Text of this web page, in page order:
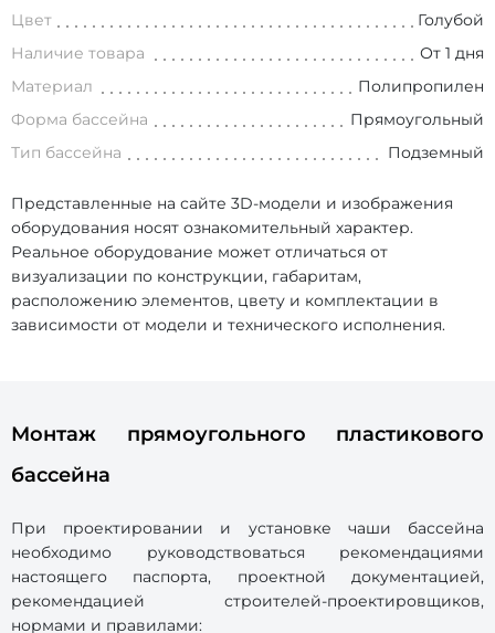
Цвет
Голубой
Наличие товара
От 1 дня
Материал
Полипропилен
Форма бассейна
Прямоугольный
Тип бассейна
Подземный
Представленные на сайте 3D-модели и изображения
оборудования носят ознакомительный характер.
Реальное оборудование может отличаться от
визуализации по конструкции, габаритам,
расположению элементов, цвету и комплектации в
зависимости от модели и технического исполнения.
Монтаж прямоугольного пластикового
бассейна
При проектировании и установке чаши бассейна
необходимо руководствоваться рекомендациями
настоящего паспорта, проектной документацией,
рекомендацией строителей-проектировщиков,
нормами и правилами: